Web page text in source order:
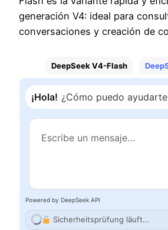
generación V4: ideal para
conversaciones y creación de
DeepSeek V4-Flash
¡Hola! ¿Cómo puedo
Powered by DeepSeek API
Sicherheitsprüfung läuft…